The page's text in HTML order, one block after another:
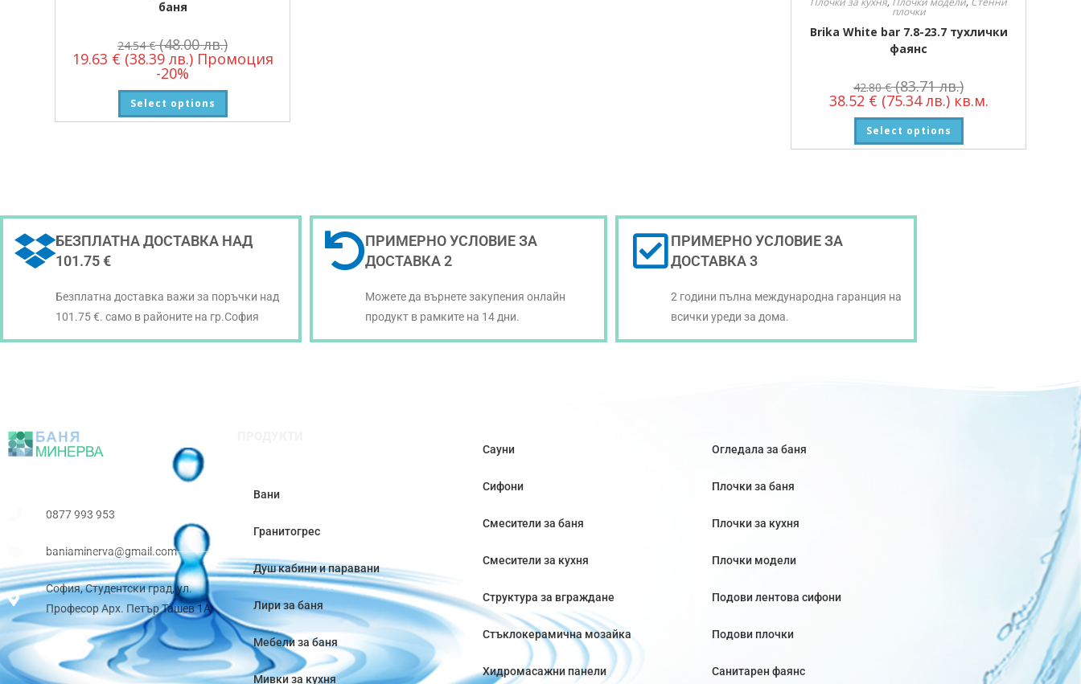
баня
24.54€ (48.00 лв.)
19.63 € (38.39 лв.)Промоция
-20%
Select options
плочки
Brika White bar 7.8-23.7 тухлички
фаянс
42.80€ (83.71 лв.)
38.52 € (75.34 лв.)кв.м.
Select options
БЕЗПЛАТНА ДОСТАВКА НАД
101.75 €
Безплатна доставка важи за поръчки над
101.75 €. само в районите на гр.София
ПРИМЕРНО УСЛОВИЕ ЗА
ДОСТАВКА 2
Можете да върнете закупения онлайн
продукт в рамките на 14 дни.
ПРИМЕРНО УСЛОВИЕ ЗА
ДОСТАВКА 3
2 години пълна международна гаранция на
всички уреди за дома.
0877 993 953
baniaminerva@gmail.com
София, Студентски град, ул.
Професор Арх. Петър Ташев 1А
Вани
Гранитогрес
Душ кабини и паравани
Лири за баня
Мебели за баня
Мивки за кухня
Сауни
Сифони
Смесители за баня
Смесители за кухня
Структура за вграждане
Стъклокерамична мозайка
Хидромасажни панели
Огледала за баня
Плочки за баня
Плочки за кухня
Плочки модели
Подови лентова сифони
Подови плочки
Санитарен фаянс